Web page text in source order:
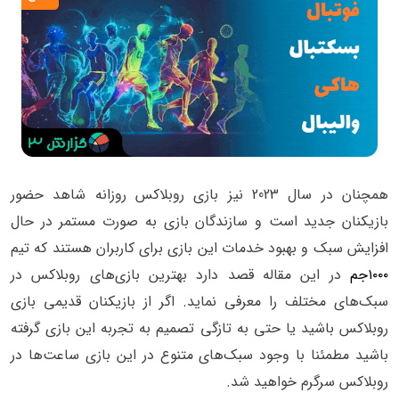
همچنان در سال 2023 نیز بازی روبلاکس روزانه‌ شاهد حضور
بازیکنان جدید است و سازندگان بازی به صورت مستمر در حال
افزایش سبک و بهبود خدمات این بازی برای کاربران هستند که تیم
۱۰۰۰جم
در این مقاله قصد دارد بهترین بازی‌های روبلاکس در
سبک‌های مختلف را معرفی نماید. اگر از بازیکنان قدیمی بازی
روبلاکس باشید یا حتی به تازگی تصمیم به تجربه‌ این بازی گرفته
باشید مطمئنا با وجود سبک‌های متنوع در این بازی ساعت‌ها در
روبلاکس سرگرم خواهید شد.